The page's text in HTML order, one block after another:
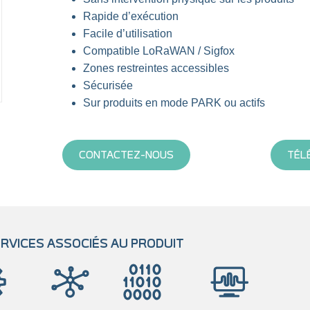
Rapide d’exécution
Facile d’utilisation
Compatible LoRaWAN / Sigfox
Zones restreintes accessibles
Sécurisée
Sur produits en mode PARK ou actifs
CONTACTEZ-NOUS
ASSOCIÉS AU PRODUIT